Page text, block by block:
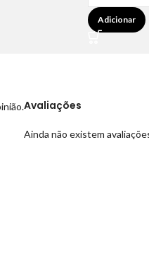
Adicionar
Avaliações
Ainda não existem